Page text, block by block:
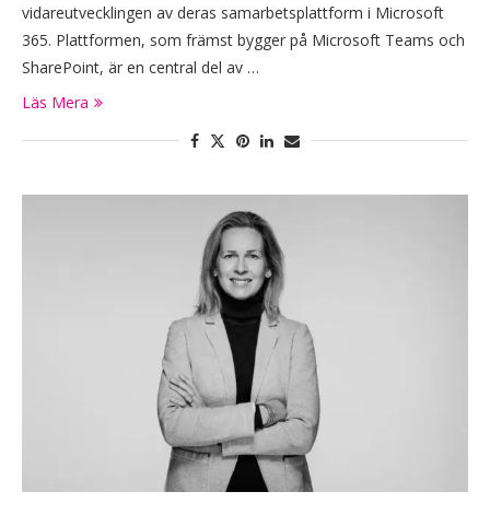
vidareutvecklingen av deras samarbetsplattform i Microsoft
365. Plattformen, som främst bygger på Microsoft Teams och
SharePoint, är en central del av …
Läs Mera